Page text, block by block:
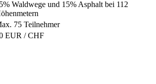
Waldwege und 15% Asphalt bei 112
75 Teilnehmer
EUR / CHF